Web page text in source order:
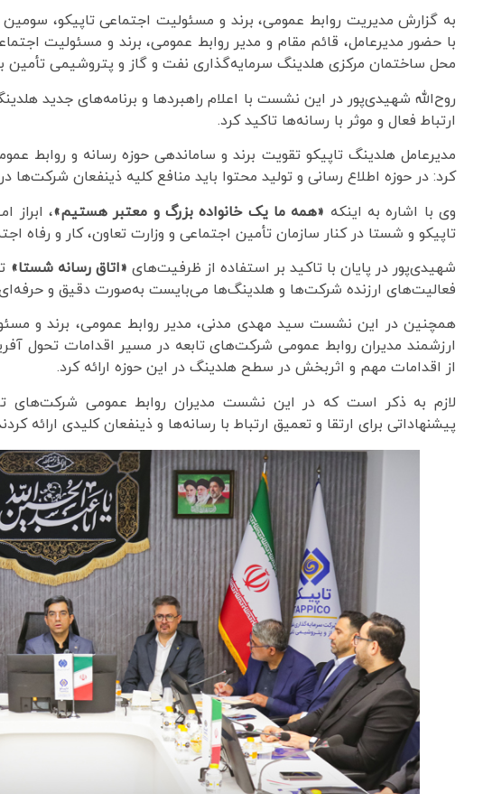
به گزارش مدیریت روابط عمومی، برند و مسئولیت اجتماعی تاپیکو،
با حضور مدیرعامل، قائم مقام و مدیر روابط عمومی، برند و مسئولیت
محل ساختمان مرکزی هلدینگ سرمایه‌گذاری نفت و گاز و پتروشیمی تأمین
روح‌الله شهیدی‌پور در این نشست با اعلام راهبردها و برنامه‌های جدید
ارتباط فعال و موثر با رسانه‌ها تاکید کرد.
مدیرعامل هلدینگ تاپیکو تقویت برند و ساماندهی حوزه رسانه و روابط
کرد: در حوزه اطلاع رسانی و تولید محتوا باید منافع کلیه ذینفعان شرکت‌ها
وی با اشاره به اینکه «همه ما یک خانواده‌ بزرگ و معتبر هستیم»، ابراز
تاپیکو و شستا در کنار سازمان تأمین اجتماعی و وزارت تعاون، کار و رفاه
شهیدی‌پور در پایان با تاکید بر استفاده از ظرفیت‌های «اتاق رسانه شستا»
فعالیت‌های ارزنده شرکت‌ها و هلدینگ‌ها می‌بایست به‌صورت دقیق و
همچنین در این نشست سید مهدی مدنی، مدیر روابط عمومی، برند و
ارزشمند مدیران روابط عمومی شرکت‌های تابعه در مسیر اقدامات تحول
از اقدامات مهم و اثربخش در سطح هلدینگ در این حوزه ارائه کرد.
لازم به ذکر است که در این نشست مدیران روابط عمومی شرکت‌های
پیشنهاداتی برای ارتقا و تعمیق ارتباط با رسانه‌ها و ذینفعان کلیدی ارائه